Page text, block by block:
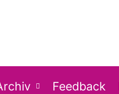
Feedback